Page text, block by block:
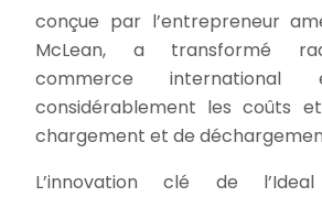
conçue par l’entrepreneur
McLean, a transformé
commerce international
considérablement les coûts
chargement et de
L’innovation clé de